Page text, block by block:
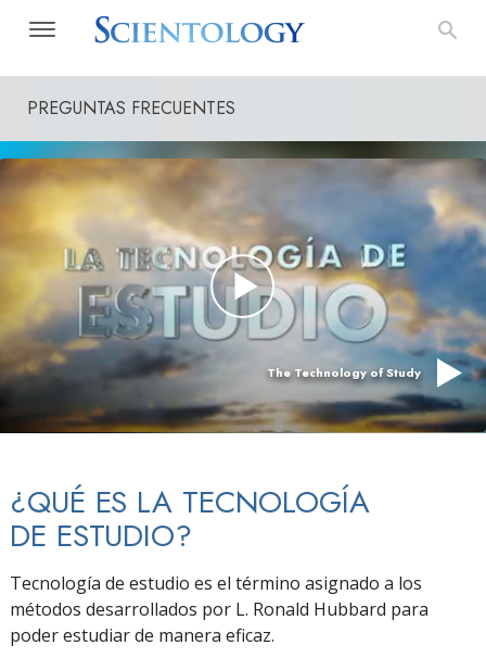
PREGUNTAS FRECUENTES
The Technology of Study
¿QUÉ ES LA TECNOLOGÍA
DE ESTUDIO?
Tecnología de estudio es el término asignado a los
métodos desarrollados por L. Ronald Hubbard para
poder estudiar de manera eficaz.